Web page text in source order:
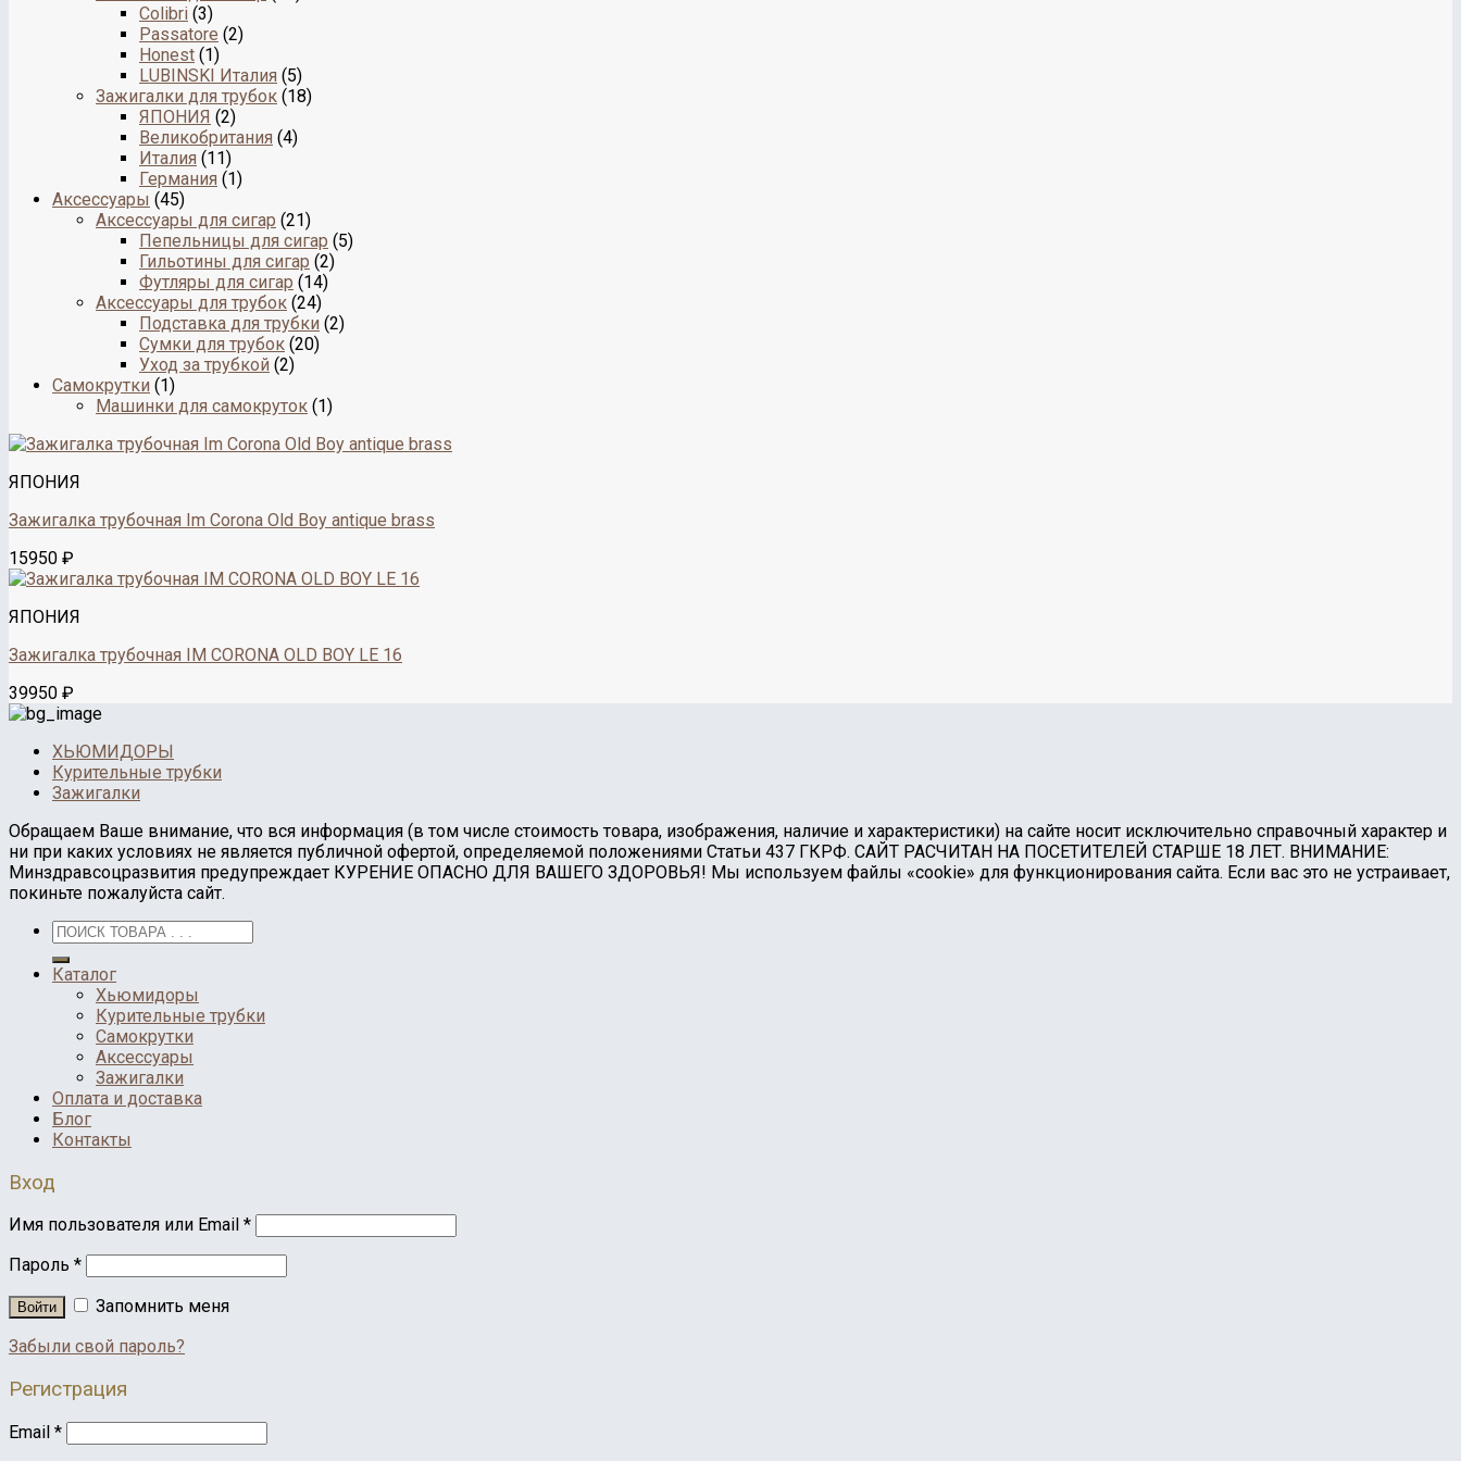
Colibri (3)
Passatore (2)
Honest (1)
LUBINSKI Италия (5)
Зажигалки для трубок (18)
ЯПОНИЯ (2)
Великобритания (4)
Италия (11)
Германия (1)
Аксессуары (45)
Аксессуары для сигар (21)
Пепельницы для сигар (5)
Гильотины для сигар (2)
Футляры для сигар (14)
Аксессуары для трубок (24)
Подставка для трубки (2)
Сумки для трубок (20)
Уход за трубкой (2)
Самокрутки (1)
Машинки для самокруток (1)
ЯПОНИЯ
Зажигалка трубочная Im Corona Old Boy antique brass
15950 ₽
ЯПОНИЯ
Зажигалка трубочная IM CORONA OLD BOY LE 16
39950 ₽
ХЬЮМИДОРЫ
Курительные трубки
Зажигалки
Обращаем Ваше внимание, что вся информация (в том числе стоимость товара, изображения, наличие и характеристики) на сайте носит исключительно справочный характер и
ни при каких условиях не является публичной офертой, определяемой положениями Статьи 437 ГКРФ. САЙТ РАСЧИТАН НА ПОСЕТИТЕЛЕЙ СТАРШЕ 18 ЛЕТ. ВНИМАНИЕ:
Минздравсоцразвития предупреждает КУРЕНИЕ ОПАСНО ДЛЯ ВАШЕГО ЗДОРОВЬЯ! Мы используем файлы «cookie» для функционирования сайта. Если вас это не устраивает,
покиньте пожалуйста сайт.
Каталог
Хьюмидоры
Курительные трубки
Самокрутки
Аксессуары
Зажигалки
Оплата и доставка
Блог
Контакты
Вход
Имя пользователя или Email *
Пароль *
Войти
Запомнить меня
Забыли свой пароль?
Регистрация
Email *